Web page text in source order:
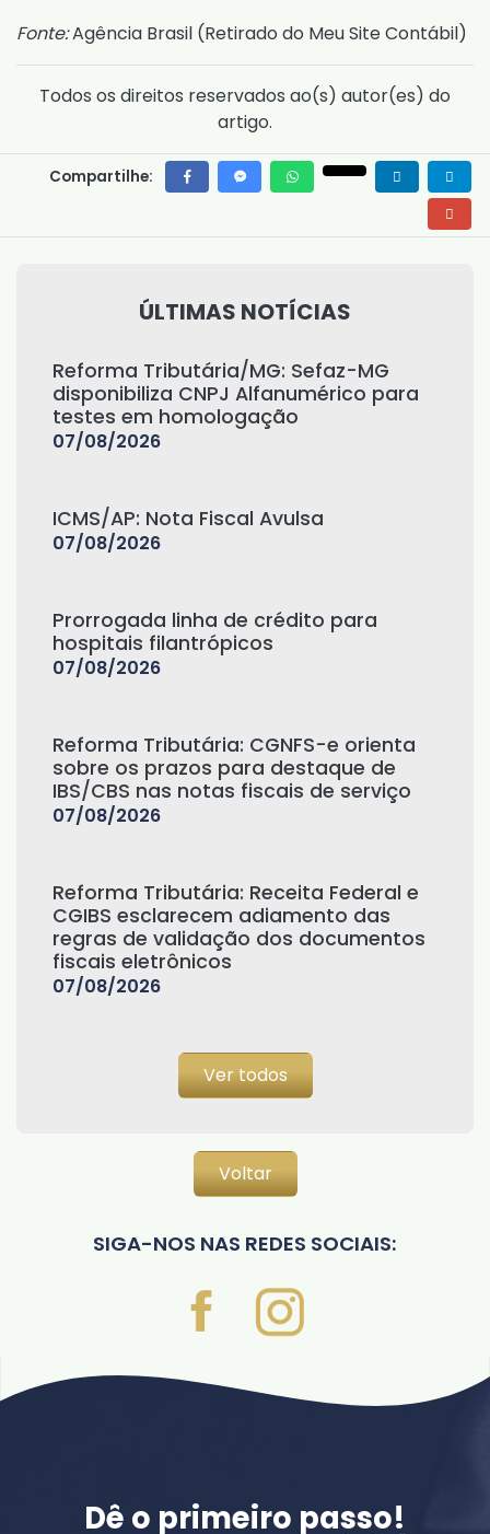
Fonte:Agência Brasil (Retirado do Meu Site Contábil)
Todos os direitos reservados ao(s) autor(es) do
artigo.
Compartilhe:
ÚLTIMAS NOTÍCIAS
Reforma Tributária/MG: Sefaz-MG
disponibiliza CNPJ Alfanumérico para
testes em homologação
07/08/2026
ICMS/AP: Nota Fiscal Avulsa
07/08/2026
Prorrogada linha de crédito para
hospitais filantrópicos
07/08/2026
Reforma Tributária: CGNFS-e orienta
sobre os prazos para destaque de
IBS/CBS nas notas fiscais de serviço
07/08/2026
Reforma Tributária: Receita Federal e
CGIBS esclarecem adiamento das
regras de validação dos documentos
fiscais eletrônicos
07/08/2026
Ver todos
Voltar
SIGA-NOS NAS REDES SOCIAIS:
Dê o primeiro passo!